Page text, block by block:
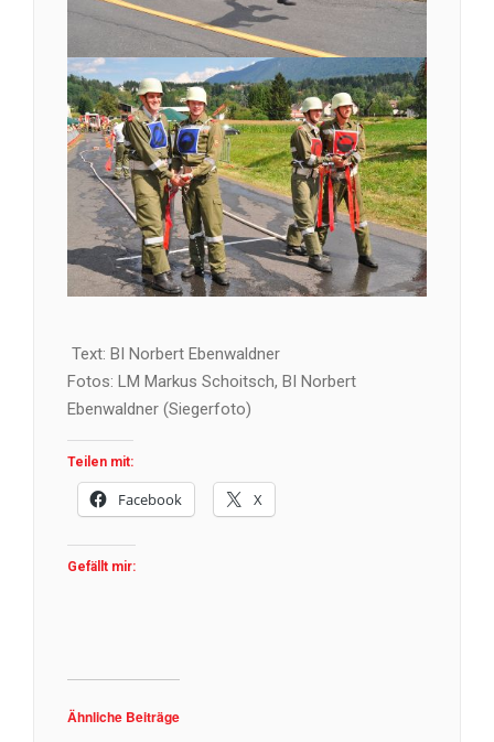
Text: BI Norbert Ebenwaldner
Fotos: LM Markus Schoitsch, BI Norbert
Ebenwaldner (Siegerfoto)
Teilen mit:
Facebook X
Gefällt mir:
Ähnliche Beiträge